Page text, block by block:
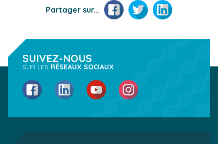
Partager sur... FacebookTwitter LinkedIn
SUIVEZ-NOUS
SUR LES RÉSEAUX SOCIAUX
FacebookLinkedIn YouTube Instagram